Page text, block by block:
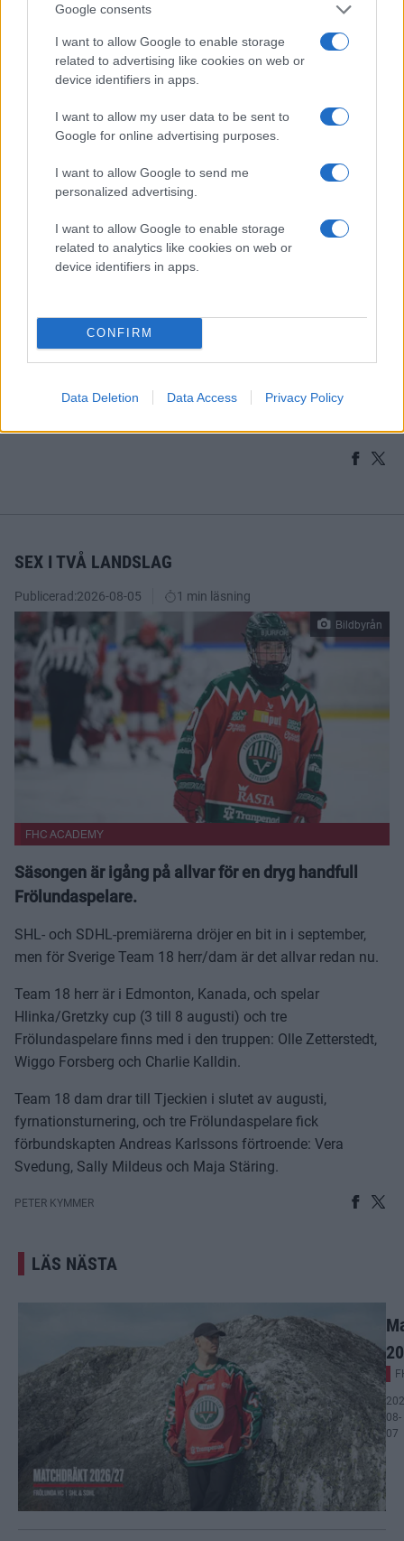
Google consents
I want to allow Google to enable storage
related to advertising like cookies on web or
device identifiers in apps.
I want to allow my user data to be sent to
Google for online advertising purposes.
I want to allow Google to send me
personalized advertising.
I want to allow Google to enable storage
related to analytics like cookies on web or
device identifiers in apps.
CONFIRM
Data Deletion Data Access Privacy Policy
Temamatcherna för säsongen 2026/27 är satta - nu
kan du planera din säsong!
Frölunda HC går in i en ny säsong med SHL, CHL, SDHL
och även Spengler Cup i pipen. I år har vi valt att
presentera samtliga våra temamatcher före första
nedsläpp för att du som åskådare ska kunna planera in din
Lundqvists tröja den 17:e oktober, vi har regionsmatch och
spelar för barnen på Drottning Silvias barnsjukhus och en
I SDHL har vi valt ut fem matcher där vi kommer ha ett
större publikfokus och där det kommer vara fler aktiviteter
runtom Frölundaborg, premiären den 9:e september är en
SEX I TVÅ LANDSLAG
Publicerad:2026-08-05 1 min läsning
Bildbyrån
FHC ACADEMY
Säsongen är igång på allvar för en dryg handfull
Frölundaspelare.
SHL- och SDHL-premiärerna dröjer en bit in i september,
men för Sverige Team 18 herr/dam är det allvar redan nu.
Team 18 herr är i Edmonton, Kanada, och spelar
Hlinka/Gretzky cup (3 till 8 augusti) och tre
Frölundaspelare finns med i den truppen: Olle Zetterstedt,
Wiggo Forsberg och Charlie Kalldin.
Team 18 dam drar till Tjeckien i slutet av augusti,
fyrnationsturnering, och tre Frölundaspelare fick
förbundskapten Andreas Karlssons förtroende: Vera
Svedung, Sally Mildeus och Maja Stäring.
PETER KYMMER
LÄS NÄSTA
08-
07